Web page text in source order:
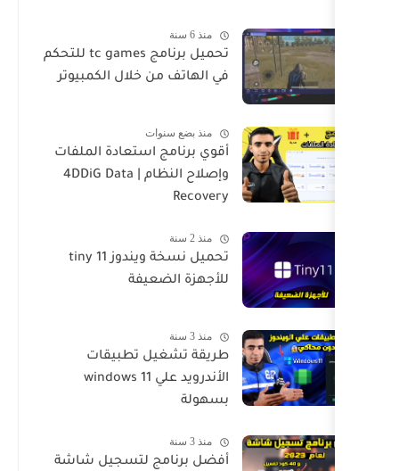
تحميل برنامج tc games للتحكم
في الهاتف من خلال الكمبيوتر
منذ بضع سنوات
أقوي برنامج استعادة الملفات
وإصلاح النظام | 4DDiG Data
Recovery
تحميل نسخة ويندوز tiny 11
للأجهزة الضعيفة
طريقة تشغيل تطبيقات
الأندرويد علي windows 11
بسهولة
أفضل برنامج لتسجيل شاشة